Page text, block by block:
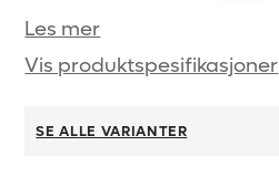
Les mer
Vis produktspesifikasjoner
SE ALLE VARIANTER